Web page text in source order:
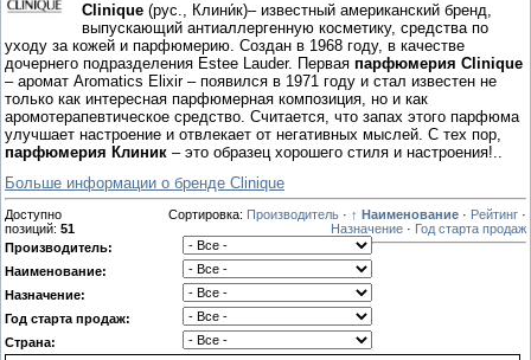
Clinique (рус., Клини́к)– известный американский бренд,
выпускающий антиаллергенную косметику, средства по
уходу за кожей и парфюмерию. Создан в 1968 году, в качестве
дочернего подразделения Estee Lauder. Первая парфюмерия Clinique
– аромат Aromatics Elixir – появился в 1971 году и стал известен не
только как интересная парфюмерная композиция, но и как
аромотерапевтическое средство. Считается, что запах этого парфюма
улучшает настроение и отвлекает от негативных мыслей. С тех пор,
парфюмерия Клиник – это образец хорошего стиля и настроения!..
Больше информации о бренде Clinique
Доступно
позиций: 51
Сортировка: Производитель · ↑ Наименование · Рейтинг ·
Назначение · Год старта продаж
Производитель:
Наименование:
Назначение:
Год старта продаж:
Страна: